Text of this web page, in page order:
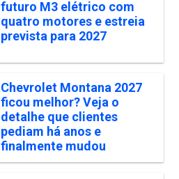
futuro M3 elétrico com
quatro motores e estreia
prevista para 2027
Chevrolet Montana 2027
ficou melhor? Veja o
detalhe que clientes
pediam há anos e
finalmente mudou